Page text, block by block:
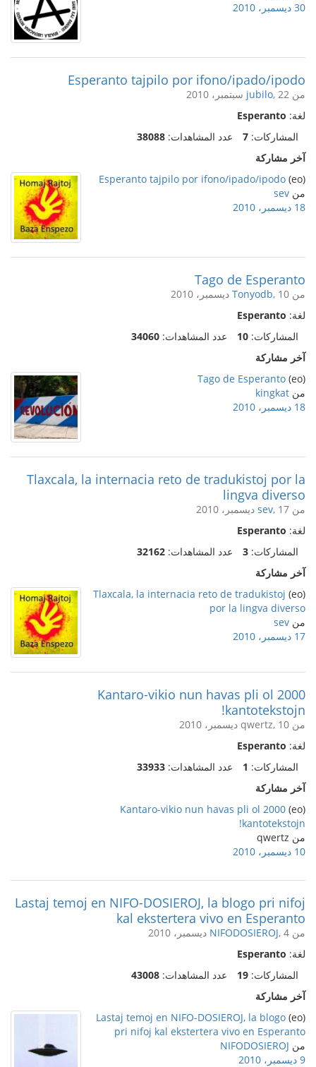
30 ديسمبر، 2010
Esperanto tajpilo por ifono/ipado/ipodo
من jubilo, 22 سبتمبر، 2010
لغة: Esperanto
المشاركات: 7 عدد المشاهدات: 38088
آخر مشاركة
(eo)
Esperanto tajpilo por ifono/ipado/ipodo
من sev
18 ديسمبر، 2010
Tago de Esperanto
من Tonyodb, 10 ديسمبر، 2010
لغة: Esperanto
المشاركات: 10 عدد المشاهدات: 34060
آخر مشاركة
(eo)
Tago de Esperanto
من kingkat
18 ديسمبر، 2010
Tlaxcala, la internacia reto de tradukistoj por la
lingva diverso
من sev, 17 ديسمبر، 2010
لغة: Esperanto
المشاركات: 3 عدد المشاهدات: 32162
آخر مشاركة
(eo)
Tlaxcala, la internacia reto de tradukistoj
por la lingva diverso
من sev
17 ديسمبر، 2010
Kantaro-vikio nun havas pli ol 2000
kantotekstojn!
من qwertz, 10 ديسمبر، 2010
لغة: Esperanto
المشاركات: 1 عدد المشاهدات: 33933
آخر مشاركة
(eo)
Kantaro-vikio nun havas pli ol 2000
kantotekstojn!
من qwertz
10 ديسمبر، 2010
Lastaj temoj en NIFO-DOSIEROJ, la blogo pri nifoj
kal ekstertera vivo en Esperanto
من NIFODOSIEROJ, 4 ديسمبر، 2010
لغة: Esperanto
المشاركات: 19 عدد المشاهدات: 43008
آخر مشاركة
(eo)
Lastaj temoj en NIFO-DOSIEROJ, la blogo
pri nifoj kal ekstertera vivo en Esperanto
من NIFODOSIEROJ
9 ديسمبر، 2010